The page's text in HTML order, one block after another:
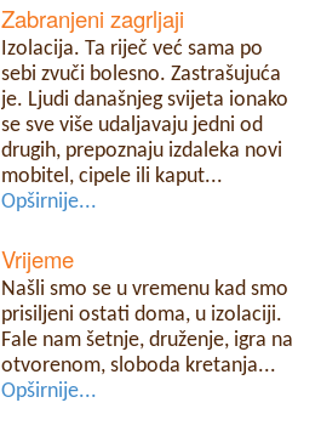
Zabranjeni zagrljaji
Izolacija. Ta riječ već sama po
sebi zvuči bolesno. Zastrašujuća
je. Ljudi današnjeg svijeta ionako
se sve više udaljavaju jedni od
drugih, prepoznaju izdaleka novi
mobitel, cipele ili kaput...
Opširnije...
Vrijeme
Našli smo se u vremenu kad smo
prisiljeni ostati doma, u izolaciji.
Fale nam šetnje, druženje, igra na
otvorenom, sloboda kretanja...
Opširnije...